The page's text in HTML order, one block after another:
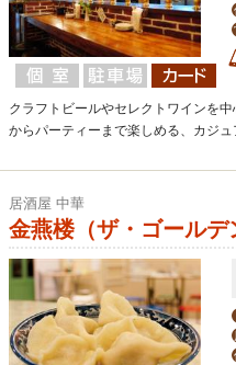
クラフトビールやセレクトワインを
からパーティーまで楽しめる、カジ
居酒屋 中華
金燕楼（ザ・ゴールデ